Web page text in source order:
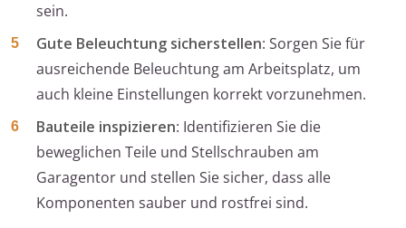
sein.
Gute Beleuchtung sicherstellen: Sorgen Sie für
ausreichende Beleuchtung am Arbeitsplatz, um
auch kleine Einstellungen korrekt vorzunehmen.
Bauteile inspizieren: Identifizieren Sie die
beweglichen Teile und Stellschrauben am
Garagentor und stellen Sie sicher, dass alle
Komponenten sauber und rostfrei sind.